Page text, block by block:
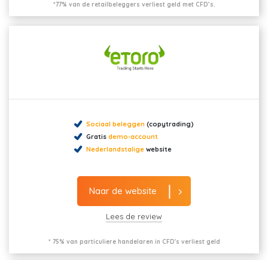
*77% van de retailbeleggers verliest geld met CFD’s.
Sociaal beleggen (copytrading)
Gratis demo-account
Nederlandstalige website
Naar de website
Lees de review
* 75% van particuliere handelaren in CFD's verliest geld